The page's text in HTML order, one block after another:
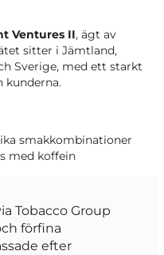
Ventures II, ägt av
sitter i Jämtland,
Sverige, med ett starkt
kunderna.
smakkombinationer
med koffein
Tobacco Group
förfina
efter